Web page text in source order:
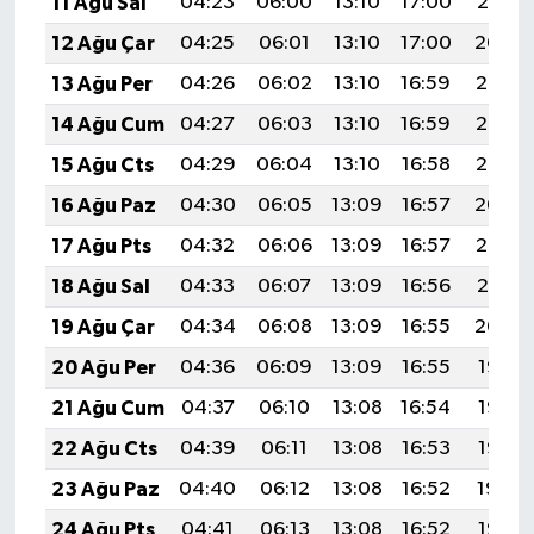
12 Ağu Çar
04:25 06:01 13:10 17:00
20:09
13 Ağu Per
04:26 06:02 13:10 16:59
20:08
14 Ağu Cum
04:27 06:03 13:10 16:59
20:07
15 Ağu Cts
04:29 06:04 13:10 16:58
20:05
16 Ağu Paz
04:30 06:05 13:09 16:57
20:04
17 Ağu Pts
04:32 06:06 13:09 16:57
20:03
18 Ağu Sal
04:33 06:07 13:09 16:56
20:01
19 Ağu Çar
04:34 06:08 13:09 16:55
20:00
20 Ağu Per
04:36 06:09 13:09 16:55
19:58
21 Ağu Cum
04:37 06:10 13:08 16:54
19:57
22 Ağu Cts
04:39 06:11 13:08 16:53
19:55
23 Ağu Paz
04:40 06:12 13:08 16:52
19:54
24 Ağu Pts
04:41 06:13 13:08 16:52 19:52